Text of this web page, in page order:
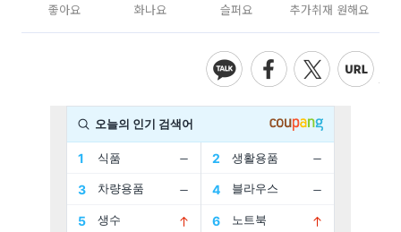
좋아요 화나요 슬퍼요 추가취재 원해요